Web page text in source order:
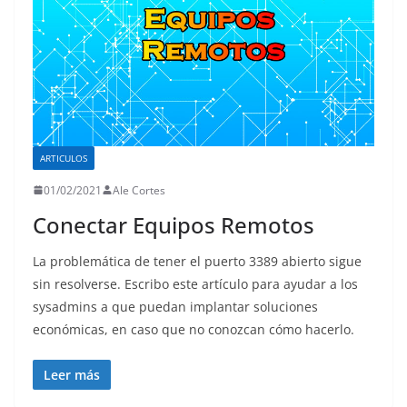
ARTICULOS
01/02/2021 Ale Cortes
Conectar Equipos Remotos
La problemática de tener el puerto 3389 abierto sigue
sin resolverse. Escribo este artículo para ayudar a los
sysadmins a que puedan implantar soluciones
económicas, en caso que no conozcan cómo hacerlo.
Leer más